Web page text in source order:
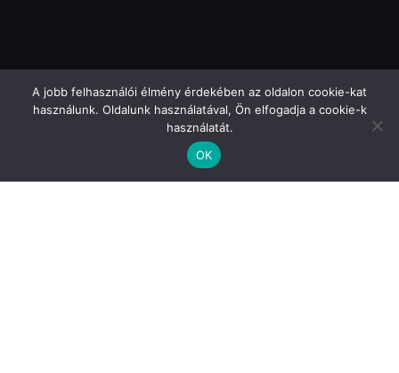
A jobb felhasználói élmény érdekében az oldalon cookie-kat
használunk. Oldalunk használatával, Ön elfogadja a cookie-k
használatát.
OK